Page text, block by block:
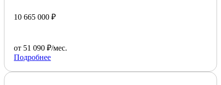
10 665 000 ₽
от 51 090 ₽/мес.
Подробнее